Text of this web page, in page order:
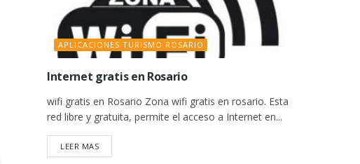
APLICACIONES TURISMO ROSARIO
Internet gratis en Rosario
wifi gratis en Rosario Zona wifi gratis en rosario. Esta
red libre y gratuita, permite el acceso a Internet en...
LEER MASDETAILS